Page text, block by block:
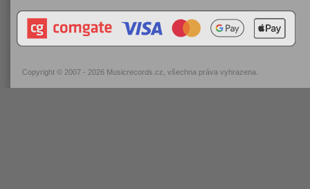
Copyright © 2007 - 2026 Musicrecords.cz , všechna práva vyhrazena.